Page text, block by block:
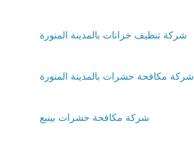
شركة تنظيف خزانات بالمدينة المنورة
شركة مكافحة حشرات بالمدينة المنورة